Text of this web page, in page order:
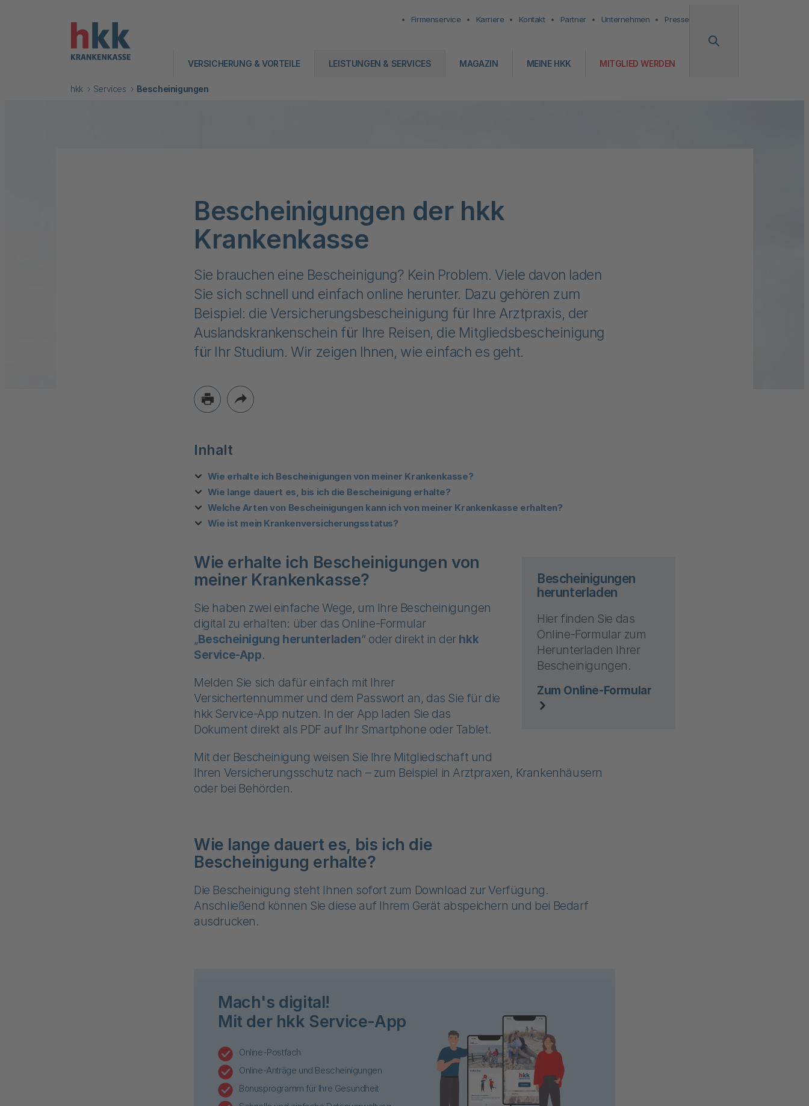
Firmenservice Karriere Kontakt Partner Unternehmen Presse
VERSICHERUNG & VORTEILE LEISTUNGEN & SERVICES MAGAZIN MEINE HKK MITGLIED WERDEN
hkk Services Bescheinigungen
Bescheinigungen der hkk
Krankenkasse
Sie brauchen eine Bescheinigung? Kein Problem. Viele davon laden
Sie sich schnell und einfach online herunter. Dazu gehören zum
Beispiel: die Versicherungsbescheinigung für Ihre Arztpraxis, der
Auslandskrankenschein für Ihre Reisen, die Mitgliedsbescheinigung
für Ihr Studium. Wir zeigen Ihnen, wie einfach es geht.
Inhalt
Wie erhalte ich Bescheinigungen von meiner Krankenkasse?
Wie lange dauert es, bis ich die Bescheinigung erhalte?
Welche Arten von Bescheinigungen kann ich von meiner Krankenkasse erhalten?
Wie ist mein Krankenversicherungsstatus?
Bescheinigungen
herunterladen
Hier finden Sie das
Online-Formular zum
Herunterladen Ihrer
Bescheinigungen.
Zum Online-Formular
Wie erhalte ich Bescheinigungen von
meiner Krankenkasse?
Sie haben zwei einfache Wege, um Ihre Bescheinigungen
digital zu erhalten: über das Online-Formular
„Bescheinigung herunterladen“ oder direkt in der hkk
Service-App.
Melden Sie sich dafür einfach mit Ihrer
Versichertennummer und dem Passwort an, das Sie für die
hkk Service-App nutzen. In der App laden Sie das
Dokument direkt als PDF auf Ihr Smartphone oder Tablet.
Mit der Bescheinigung weisen Sie Ihre Mitgliedschaft und
Ihren Versicherungsschutz nach – zum Beispiel in Arztpraxen, Krankenhäusern
oder bei Behörden.
Wie lange dauert es, bis ich die
Bescheinigung erhalte?
Die Bescheinigung steht Ihnen sofort zum Download zur Verfügung.
Anschließend können Sie diese auf Ihrem Gerät abspeichern und bei Bedarf
ausdrucken.
Mach's digital!
Mit der hkk Service-App
Online-Postfach
Online-Anträge und Bescheinigungen
Bonusprogramm für Ihre Gesundheit